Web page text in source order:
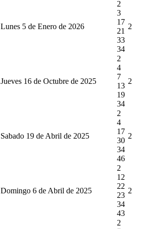
Lunes 5 de Enero de 2026
2
3
17
21
33
34
2
Jueves 16 de Octubre de 2025
2
4
7
13
19
34
2
Sabado 19 de Abril de 2025
2
4
17
30
34
46
2
Domingo 6 de Abril de 2025
2
12
22
23
34
43
2
2